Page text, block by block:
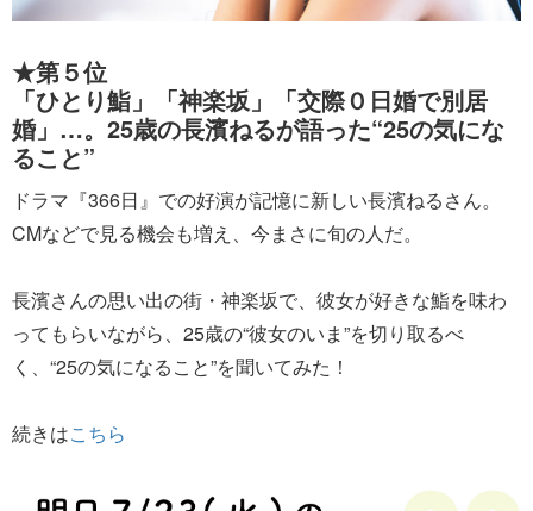
★第５位
「ひとり鮨」「神楽坂」「交際０日婚で別居
婚」…。25歳の長濱ねるが語った“25の気にな
ること”
ドラマ『366日』での好演が記憶に新しい長濱ねるさん。
CMなどで見る機会も増え、今まさに旬の人だ。
長濱さんの思い出の街・神楽坂で、彼女が好きな鮨を味わ
ってもらいながら、25歳の“彼女のいま”を切り取るべ
く、“25の気になること”を聞いてみた！
続きはこちら